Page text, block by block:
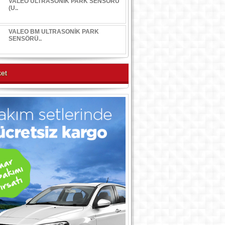
(U..
VALEO BM ULTRASONİK PARK
SENSÖRÜ..